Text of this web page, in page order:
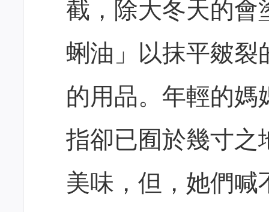
截，除大冬天的會
蜊油」以抹平皴裂
的用品。年輕的媽
指卻已囿於幾寸之
美味，但，她們喊